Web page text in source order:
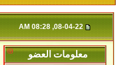
معلومات العضو